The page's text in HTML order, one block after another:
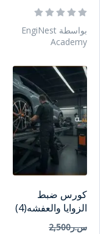
بواسطة EngiNest
Academy
كورس ضبط
الزوايا والعفشه(4)
س.ر2,500